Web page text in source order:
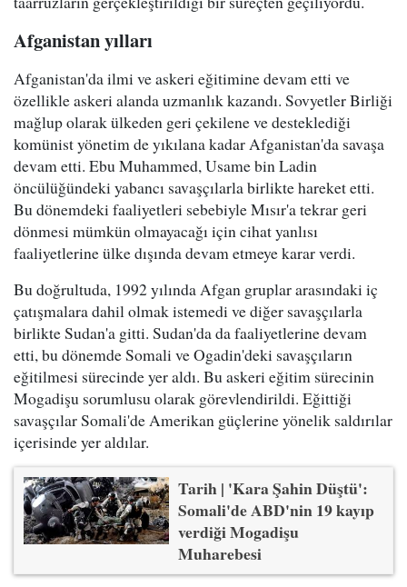
Afganistan yılları
Afganistan'da ilmi ve askeri eğitimine devam etti ve
özellikle askeri alanda uzmanlık kazandı. Sovyetler Birliği
mağlup olarak ülkeden geri çekilene ve desteklediği
komünist yönetim de yıkılana kadar Afganistan'da savaşa
devam etti. Ebu Muhammed, Usame bin Ladin
öncülüğündeki yabancı savaşçılarla birlikte hareket etti.
Bu dönemdeki faaliyetleri sebebiyle Mısır'a tekrar geri
dönmesi mümkün olmayacağı için cihat yanlısı
faaliyetlerine ülke dışında devam etmeye karar verdi.
Bu doğrultuda, 1992 yılında Afgan gruplar arasındaki iç
çatışmalara dahil olmak istemedi ve diğer savaşçılarla
birlikte Sudan'a gitti. Sudan'da da faaliyetlerine devam
etti, bu dönemde Somali ve Ogadin'deki savaşçıların
eğitilmesi sürecinde yer aldı. Bu askeri eğitim sürecinin
Mogadişu sorumlusu olarak görevlendirildi. Eğittiği
savaşçılar Somali'de Amerikan güçlerine yönelik saldırılar
içerisinde yer aldılar.
Tarih | 'Kara Şahin Düştü':
Somali'de ABD'nin 19 kayıp
verdiği Mogadişu
Muharebesi